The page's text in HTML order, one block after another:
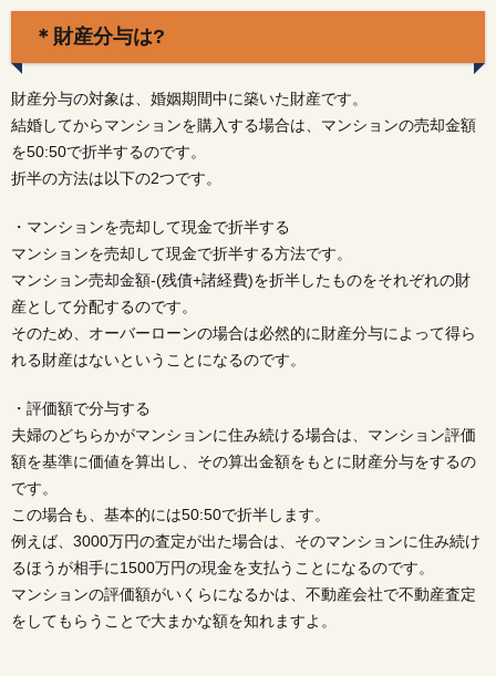
4.
□ま
＊財産分与は?
財産分与の対象は、婚姻期間中に築いた財産です。
結婚してからマンションを購入する場合は、マンションの売却金額
を50:50で折半するのです。
折半の方法は以下の2つです。
・マンションを売却して現金で折半する
マンションを売却して現金で折半する方法です。
マンション売却金額-(残債+諸経費)を折半したものをそれぞれの財
産として分配するのです。
そのため、オーバーローンの場合は必然的に財産分与によって得ら
れる財産はないということになるのです。
・評価額で分与する
夫婦のどちらかがマンションに住み続ける場合は、マンション評価
額を基準に価値を算出し、その算出金額をもとに財産分与をするの
です。
この場合も、基本的には50:50で折半します。
例えば、3000万円の査定が出た場合は、そのマンションに住み続け
るほうが相手に1500万円の現金を支払うことになるのです。
マンションの評価額がいくらになるかは、不動産会社で不動産査定
をしてもらうことで大まかな額を知れますよ。